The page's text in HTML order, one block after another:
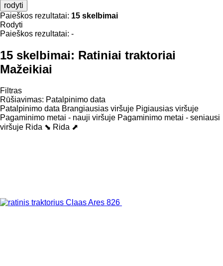
rodyti
Paieškos rezultatai: 15 skelbimai
Rodyti
Paieškos rezultatai: -
15 skelbimai: Ratiniai traktoriai
Mažeikiai
Filtras
Rūšiavimas: Patalpinimo data
Patalpinimo data Brangiausias viršuje Pigiausias viršuje
Pagaminimo metai - nauji viršuje Pagaminimo metai - seniausi
viršuje Rida ⬊ Rida ⬈